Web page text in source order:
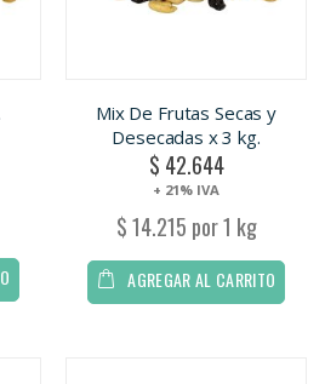
Mix De Frutas Secas y
Desecadas x 3 kg.
$ 42.644
+ 21% IVA
$ 14.215 por 1 kg
AGREGAR AL CARRITO